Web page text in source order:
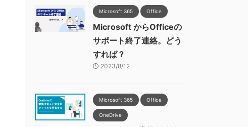
Microsoft 365 Office
Microsoft からOfficeの
サポート終了連絡。どう
すれば？
2023/8/12
Microsoft 365 Office
OneDrive